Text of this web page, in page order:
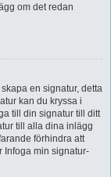
om det redan
en signatur, detta
kan du kryssa i
till din signatur till ditt
till alla dina inlägg
förhindra att
Infoga min signatur-